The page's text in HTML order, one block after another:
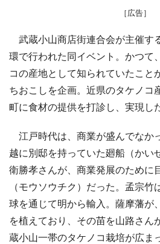
［広告］
武蔵小山商店街連合会が主催す
環で行われた同イベント。かつて
コの産地として知られていたこと
ちおこしを企画。近県のタケノコ
町に食材の提供を打診し、実現した
江戸時代は、商業が盛んでなか
越に別邸を持っていた廻船（かい
衛勝孝さんが、商業発展のために
（モウソウチク）だった。孟宗
球を通じて明から輸入。薩摩藩が
を植えており、その苗を山路さん
蔵小山一帯のタケノコ栽培が広ま